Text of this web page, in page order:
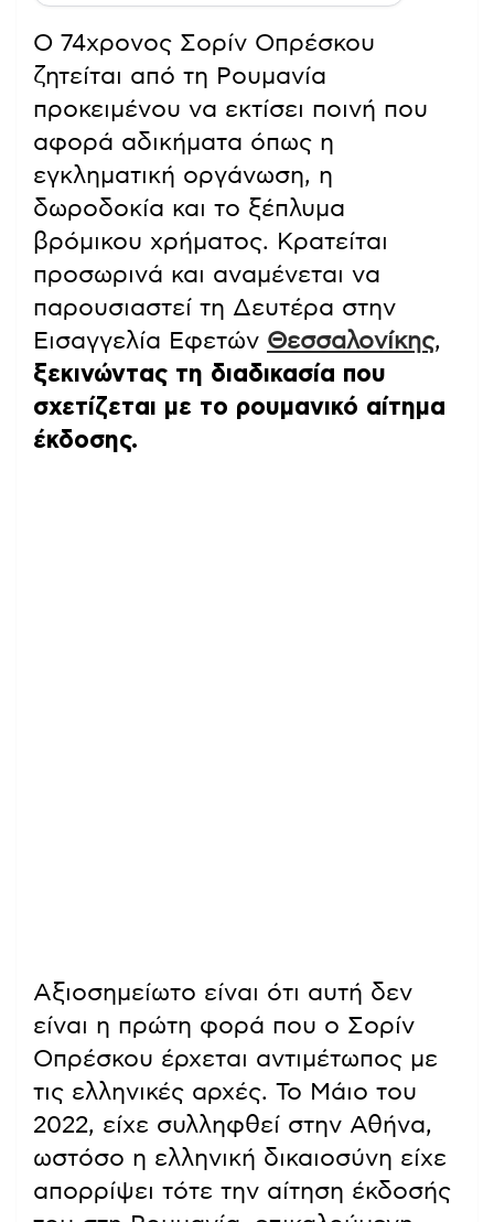
Ο 74χρονος Σορίν Οπρέσκου
ζητείται από τη Ρουμανία
προκειμένου να εκτίσει ποινή που
αφορά αδικήματα όπως η
εγκληματική οργάνωση, η
δωροδοκία και το ξέπλυμα
βρόμικου χρήματος. Κρατείται
προσωρινά και αναμένεται να
παρουσιαστεί τη Δευτέρα στην
Εισαγγελία Εφετών Θεσσαλονίκης,
ξεκινώντας τη διαδικασία που
σχετίζεται με το ρουμανικό αίτημα
έκδοσης.
Αξιοσημείωτο είναι ότι αυτή δεν
είναι η πρώτη φορά που ο Σορίν
Οπρέσκου έρχεται αντιμέτωπος με
τις ελληνικές αρχές. Το Μάιο του
2022, είχε συλληφθεί στην Αθήνα,
ωστόσο η ελληνική δικαιοσύνη είχε
απορρίψει τότε την αίτηση έκδοσής